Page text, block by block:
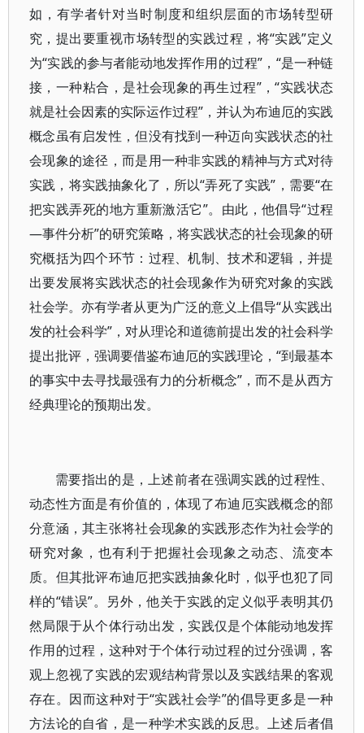
如，有学者针对当时制度和组织层面的市场转型研
究，提出要重视市场转型的实践过程，将“实践”定义
为“实践的参与者能动地发挥作用的过程”，“是一种链
接，一种粘合，是社会现象的再生过程”，“实践状态
就是社会因素的实际运作过程”，并认为布迪厄的实践
概念虽有启发性，但没有找到一种迈向实践状态的社
会现象的途径，而是用一种非实践的精神与方式对待
实践，将实践抽象化了，所以“弄死了实践”，需要“在
把实践弄死的地方重新激活它”。由此，他倡导“过程
—事件分析”的研究策略，将实践状态的社会现象的研
究概括为四个环节：过程、机制、技术和逻辑，并提
出要发展将实践状态的社会现象作为研究对象的实践
社会学。亦有学者从更为广泛的意义上倡导“从实践出
发的社会科学”，对从理论和道德前提出发的社会科学
提出批评，强调要借鉴布迪厄的实践理论，“到最基本
的事实中去寻找最强有力的分析概念”，而不是从西方
经典理论的预期出发。
需要指出的是，上述前者在强调实践的过程性、
动态性方面是有价值的，体现了布迪厄实践概念的部
分意涵，其主张将社会现象的实践形态作为社会学的
研究对象，也有利于把握社会现象之动态、流变本
质。但其批评布迪厄把实践抽象化时，似乎也犯了同
样的“错误”。另外，他关于实践的定义似乎表明其仍
然局限于从个体行动出发，实践仅是个体能动地发挥
作用的过程，这种对于个体行动过程的过分强调，客
观上忽视了实践的宏观结构背景以及实践结果的客观
存在。因而这种对于“实践社会学”的倡导更多是一种
方法论的自省，是一种学术实践的反思。上述后者倡